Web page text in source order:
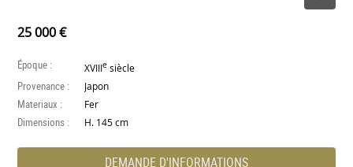
25 000 €
Époque : XVIIIe siècle
Provenance : Japon
Materiaux : Fer
Dimensions : H. 145 cm
DEMANDE D'INFORMATIONS